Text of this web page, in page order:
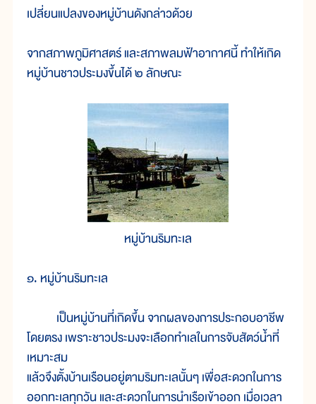
เปลี่ยนแปลงของหมู่บ้านดังกล่าวด้วย
จากสภาพภูมิศาสตร์ และสภาพลมฟ้าอากาศนี้ ทำให้เกิด
หมู่บ้านชาวประมงขึ้นได้ ๒ ลักษณะ
หมู่บ้านริมทะเล
๑. หมู่บ้านริมทะเล
เป็นหมู่บ้านที่เกิดขึ้น จากผลของการประกอบอาชีพ
โดยตรง เพราะชาวประมงจะเลือกทำเลในการจับสัตว์น้ำที่
เหมาะสม
แล้วจึงตั้งบ้านเรือนอยู่ตามริมทะเลนั้นๆ เพื่อสะดวกในการ
ออกทะเลทุกวัน และสะดวกในการนำเรือเข้าออก เมื่อเวลา